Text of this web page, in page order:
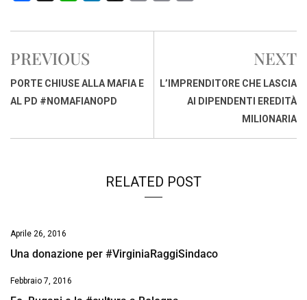
c
b
o
o
a
s
A
p
n
d
I
r
d
a
p
i
i
PREVIOUS
PORTE CHIUSE ALLA MAFIA E
AL PD #NOMAFIANOPD
NEXT
L’IMPRENDITORE CHE LASCIA
AI DIPENDENTI EREDITÀ
MILIONARIA
RELATED POST
Aprile 26, 2016
Una donazione per #VirginiaRaggiSindaco
Febbraio 7, 2016